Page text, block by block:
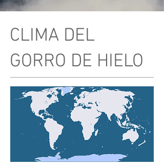
CLIMA DEL
GORRO DE HIELO